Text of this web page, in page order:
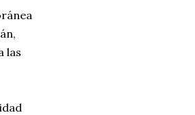
las